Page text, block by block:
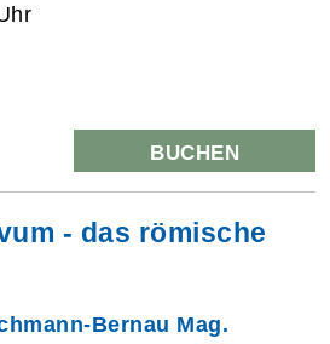
BUCHEN
- das römische
Bernau Mag.